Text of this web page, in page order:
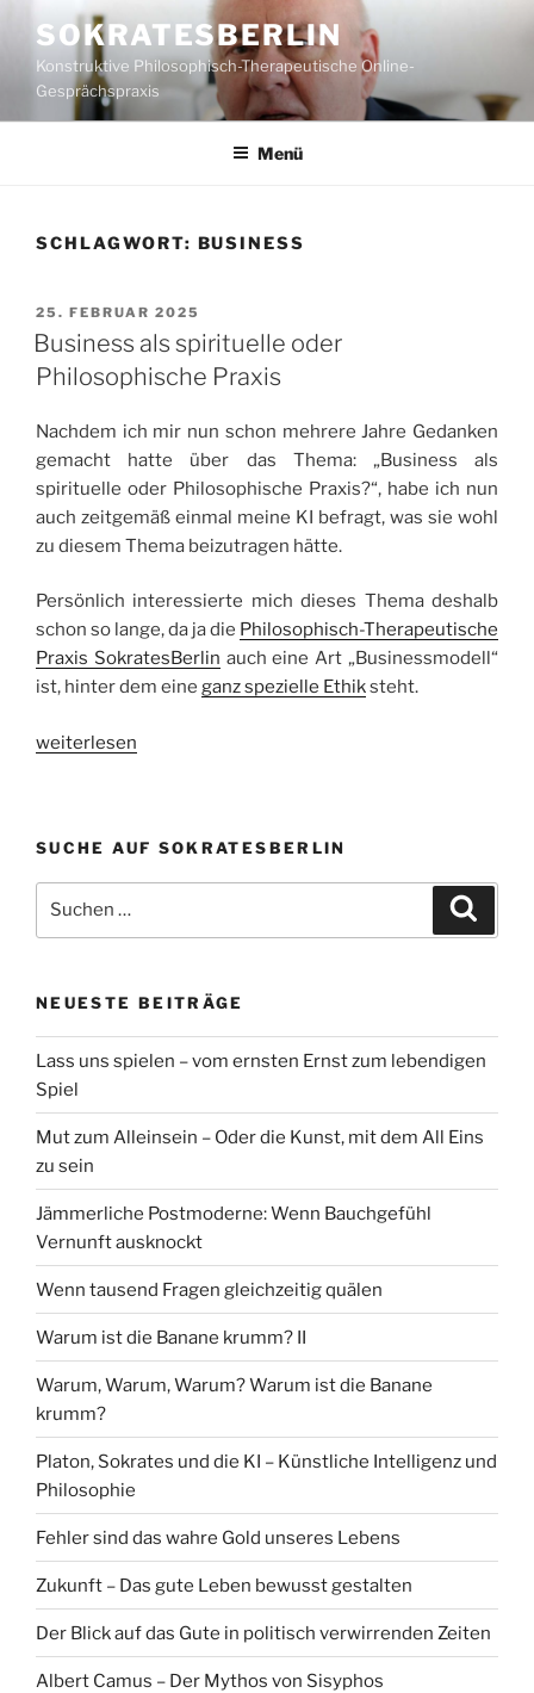
Inhalt
springen
SOKRATESBERLIN
Konstruktive Philosophisch-Therapeutische Online-
Gesprächspraxis
Menü
SCHLAGWORT: BUSINESS
VERÖFFENTLICHT
AM
25. FEBRUAR 2025
Business als spirituelle oder
Philosophische Praxis
Nachdem ich mir nun schon mehrere Jahre Gedanken
gemacht hatte über das Thema: „Business als
spirituelle oder Philosophische Praxis?“, habe ich nun
auch zeitgemäß einmal meine KI befragt, was sie wohl
zu diesem Thema beizutragen hätte.
Persönlich interessierte mich dieses Thema deshalb
schon so lange, da ja die Philosophisch-Therapeutische
Praxis SokratesBerlin auch eine Art „Businessmodell“
ist, hinter dem eine ganz spezielle Ethiksteht.
„Business
Philosophische
Praxis“
weiterlesen
SUCHE AUF SOKRATESBERLIN
nach:
NEUESTE BEITRÄGE
Lass uns spielen – vom ernsten Ernst zum lebendigen
Spiel
Mut zum Alleinsein – Oder die Kunst, mit dem All Eins
zu sein
Jämmerliche Postmoderne: Wenn Bauchgefühl
Vernunft ausknockt
Wenn tausend Fragen gleichzeitig quälen
Warum ist die Banane krumm? II
Warum, Warum, Warum? Warum ist die Banane
krumm?
Platon, Sokrates und die KI – Künstliche Intelligenz und
Philosophie
Fehler sind das wahre Gold unseres Lebens
Zukunft – Das gute Leben bewusst gestalten
Der Blick auf das Gute in politisch verwirrenden Zeiten
Albert Camus – Der Mythos von Sisyphos